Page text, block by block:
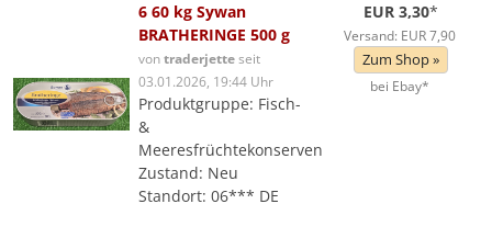
6 60 kg Sywan
BRATHERINGE 500 g
vontraderjetteseit
03.01.2026, 19:44 Uhr
Produktgruppe: Fisch-
&
Meeresfrüchtekonserven
Zustand: Neu
Standort: 06*** DE
EUR 3,30*
Versand: EUR 7,90
Zum Shop »
bei Ebay*